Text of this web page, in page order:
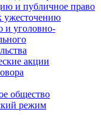
и публичное право
и уголовно-
акции
общество
режим